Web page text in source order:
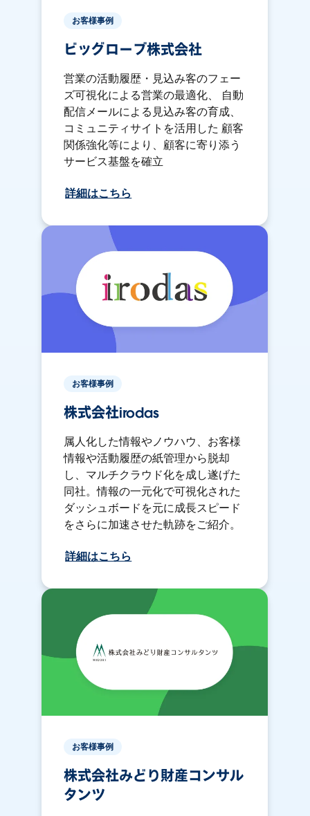
お客様事例
ビッグローブ株式会社
営業の活動履歴・見込み客のフェー
ズ可視化による営業の最適化、 自動
配信メールによる見込み客の育成、
コミュニティサイトを活用した 顧客
関係強化等により、顧客に寄り添う
サービス基盤を確立
詳細はこちら
お客様事例
株式会社irodas
属人化した情報やノウハウ、お客様
情報や活動履歴の紙管理から脱却
し、マルチクラウド化を成し遂げた
同社。情報の一元化で可視化された
ダッシュボードを元に成長スピード
をさらに加速させた軌跡をご紹介。
詳細はこちら
お客様事例
株式会社みどり財産コンサル
タンツ